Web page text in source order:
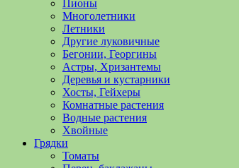
Пионы
Многолетники
Летники
Другие луковичные
Бегонии, Георгины
Астры, Хризантемы
Деревья и кустарники
Хосты, Гейхеры
Комнатные растения
Водные растения
Хвойные
Грядки
Томаты